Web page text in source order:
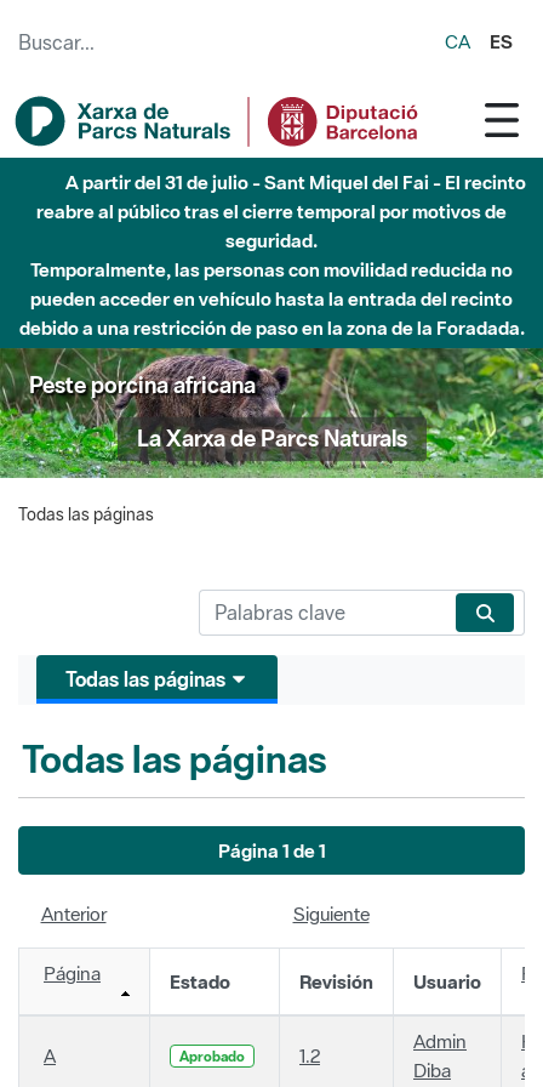
CA ES
A partir del 31 de julio - Sant Miquel del Fai - El recinto
reabre al público tras el cierre temporal por motivos de
seguridad.
Temporalmente, las personas con movilidad reducida no
pueden acceder en vehículo hasta la entrada del recinto
debido a una restricción de paso en la zona de la Foradada.
Peste porcina africana
La Xarxa de Parcs Naturals
Todas las páginas
Todas las páginas
Todas las páginas
Página 1 de 1
Anterior Siguiente
Página Estado Revisión Usuario
A Aprobado 1.2
Admin
Diba